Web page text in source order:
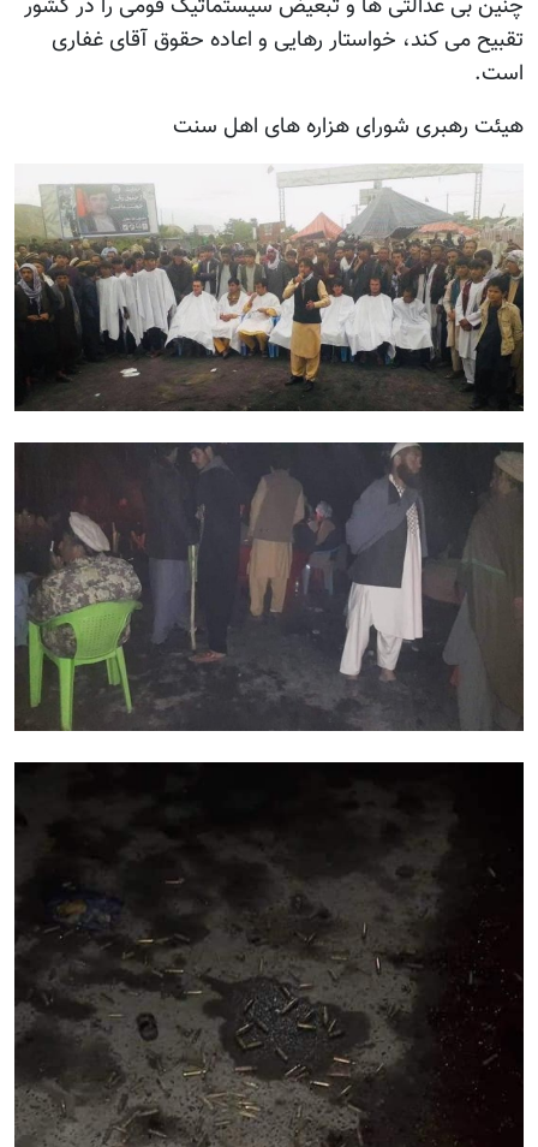
چنین بی عدالتی ها و تبعیض سیستماتیک قومی را در کشور
تقبیح می کند، خواستار رهایی و اعاده حقوق آقای غفاری
است.
هیئت رهبری شورای هزاره های اهل سنت